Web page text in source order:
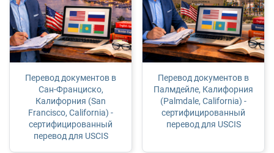
Перевод документов в
Сан-Франциско,
Калифорния (San
Francisco, California) -
сертифицированный
перевод для USCIS
Перевод документов в
Палмдейле, Калифорния
(Palmdale, California) -
сертифицированный
перевод для USCIS